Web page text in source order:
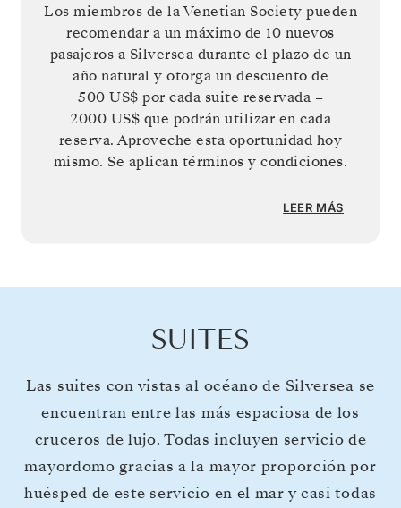
Los miembros de la Venetian Society pueden
recomendar a un máximo de 10 nuevos
pasajeros a Silversea durante el plazo de un
año natural y otorga un descuento de
500 US$ por cada suite reservada –
2000 US$ que podrán utilizar en cada
reserva. Aproveche esta oportunidad hoy
mismo. Se aplican términos y condiciones.
LEER MÁS
SUITES
Las suites con vistas al océano de Silversea se
encuentran entre las más espaciosa de los
cruceros de lujo. Todas incluyen servicio de
mayordomo gracias a la mayor proporción por
huésped de este servicio en el mar y casi todas